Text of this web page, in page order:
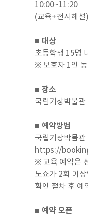
10:00~11:20
(교육+전시해설)
■ 대상
초등학생 15명
※ 보호자 1인
■ 장소
국립기상박물관
■ 예약방법
국립기상박물관
https://
※ 교육 예약은
노쇼가 2회 이
확인 절차 후 예
■ 예약 오픈